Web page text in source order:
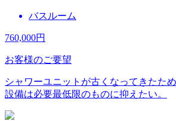
バスルーム
760,000円
お客様のご要望
シャワーユニットが古くなってきたた
設備は必要最低限のものに抑えたい。